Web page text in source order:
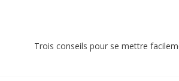
Trois conseils pour se mettre